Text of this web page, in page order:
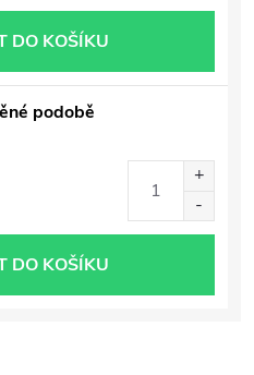
DO KOŠÍKU
podobě
DO KOŠÍKU